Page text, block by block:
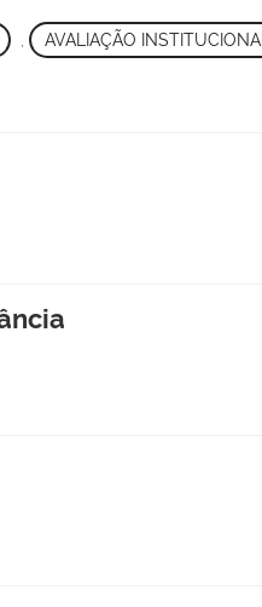
AVALIAÇÃO INSTITUCIONAL